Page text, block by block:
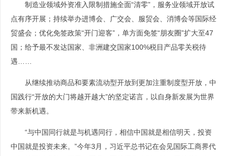
制造业领域外资准入限制措施全面“清零”，服务业领域开放试
点有序开展；持续举办进博会、广交会、服贸会、消博会等国际经
贸盛会；优化免签政策“开门迎客”，单方面免签“朋友圈”扩大至47
国；给予最不发达国家、非洲建交国家100%税目产品零关税待
遇……
从继续推动商品和要素流动型开放到更加注重制度型开放，中
国践行“开放的大门将越开越大”的坚定诺言，以自身新发展为世界
带来新机遇。
“与中国同行就是与机遇同行，相信中国就是相信明天，投资
中国就是投资未来。”今年3月，习近平总书记在会见国际工商界代